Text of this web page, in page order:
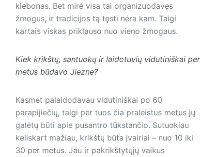
klebonas. Bet mirė visa tai organizuodavęs
žmogus, ir tradicijos tą tęsti nėra kam. Taigi
kartais viskas priklauso nuo vieno žmogaus.
Kiek krikštų, santuokų ir laidotuvių vidutiniškai per
metus būdavo Jiezne?
Kasmet palaidodavau vidutiniškai po 60
parapijiečių, taigi per tuos čia praleistus metus jų
galėtų būti apie pusantro tūkstančio. Sutuokiau
keliskart mažiau, krikštų būta įvairiai – nuo 10 iki
30 per metus. Jau ir pakrikštytųjų vaikus